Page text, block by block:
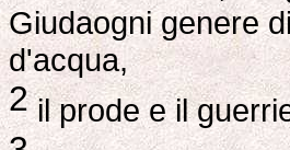
Giudaogni genere
d'acqua,
2il prode e il